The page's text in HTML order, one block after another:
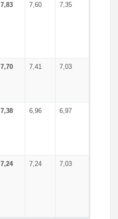
7,83 7,60 7,35
7,70 7,41 7,03
7,38 6,96 6,97
7,24 7,24 7,03